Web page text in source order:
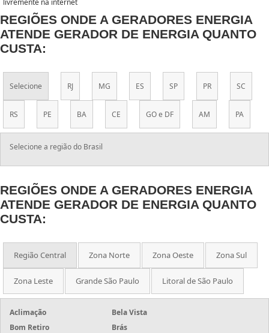
livremente na internet
REGIÕES ONDE A GERADORES ENERGIA
ATENDE GERADOR DE ENERGIA QUANTO
CUSTA:
Selecione RJ MG ES SP PR SC
RS PE BA CE GO e DF AM PA
Selecione a região do Brasil
REGIÕES ONDE A GERADORES ENERGIA
ATENDE GERADOR DE ENERGIA QUANTO
CUSTA:
Região Central Zona Norte Zona Oeste Zona Sul
Zona Leste Grande São Paulo Litoral de São Paulo
Aclimação
Bela Vista
Bom Retiro
Brás